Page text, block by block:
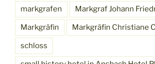
markgrafen Markgraf Johann
Markgräfin Markgräfin Christiane
schloss